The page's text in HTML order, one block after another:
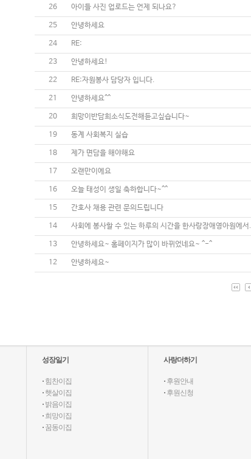
26 아이들 사진 업로드는 언제 되나요?
25 안녕하세요
24 RE:
23 안녕하세요!
22 RE:자원봉사 담당자 입니다.
21 안녕하세요^^
20 희망이반담희소식도전해듣고싶습니다~
19 동계 사회복지 실습
18 제가 면담을 해야해요
17 오랜만이에요
16 오늘 태성이 생일 축하합니다~^^
15 간호사 채용 관련 문의드립니다
14 사회에 봉사할 수 있는 하루의 시간을 한사랑장애영아원에서.
13 안녕하세요~ 홈페이지가 많이 바뀌었네요~ ^-^
12 안녕하세요~
성장일기
· 힘찬이집
· 햇살이집
· 밝음이집
· 희망이집
· 꿈동이집
사랑더하기
· 후원안내
· 후원신청